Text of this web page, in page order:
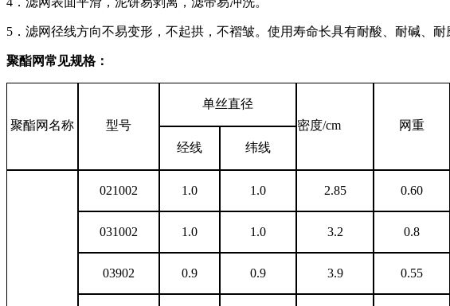
5．滤网径线方向不易变形，不起拱，不褶皱。使用寿命长具有耐酸、耐碱、
聚酯网常见规格：
聚酯网名称 型号
单丝直径
密度/cm
网重
经线
纬线
021002 1.0 1.0 2.85 0.60
031002 1.0 1.0 3.2 0.8
03902 0.9 0.9 3.9 0.55